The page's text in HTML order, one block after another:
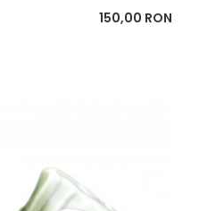
Pret
150,00 RON